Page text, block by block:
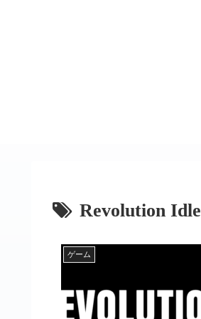
Revolution Idle
ゲーム